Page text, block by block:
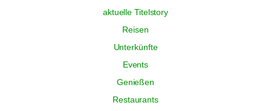
aktuelle Titelstory
Reisen
Unterkünfte
Events
Genießen
Restaurants